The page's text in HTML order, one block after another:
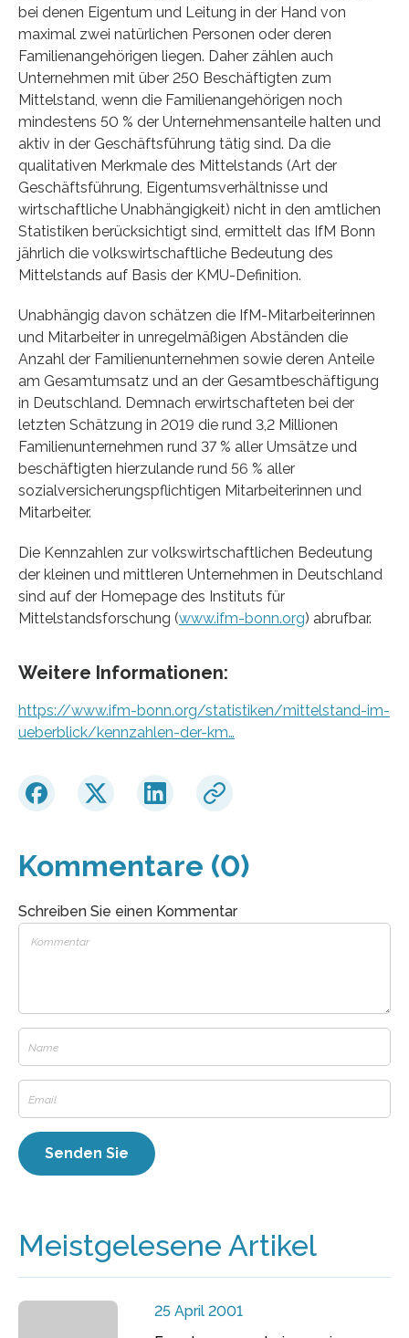
bei denen Eigentum und Leitung in der Hand von
maximal zwei natürlichen Personen oder deren
Familienangehörigen liegen. Daher zählen auch
Unternehmen mit über 250 Beschäftigten zum
Mittelstand, wenn die Familienangehörigen noch
mindestens 50 % der Unternehmensanteile halten und
aktiv in der Geschäftsführung tätig sind. Da die
qualitativen Merkmale des Mittelstands (Art der
Geschäftsführung, Eigentumsverhältnisse und
wirtschaftliche Unabhängigkeit) nicht in den amtlichen
Statistiken berücksichtigt sind, ermittelt das IfM Bonn
jährlich die volkswirtschaftliche Bedeutung des
Mittelstands auf Basis der KMU-Definition.
Unabhängig davon schätzen die IfM-Mitarbeiterinnen
und Mitarbeiter in unregelmäßigen Abständen die
Anzahl der Familienunternehmen sowie deren Anteile
am Gesamtumsatz und an der Gesamtbeschäftigung
in Deutschland. Demnach erwirtschafteten bei der
letzten Schätzung in 2019 die rund 3,2 Millionen
Familienunternehmen rund 37 % aller Umsätze und
beschäftigten hierzulande rund 56 % aller
sozialversicherungspflichtigen Mitarbeiterinnen und
Mitarbeiter.
Die Kennzahlen zur volkswirtschaftlichen Bedeutung
der kleinen und mittleren Unternehmen in Deutschland
sind auf der Homepage des Instituts für
Mittelstandsforschung (www.ifm-bonn.org) abrufbar.
Weitere Informationen:
https://www.ifm-bonn.org/statistiken/mittelstand-im-
ueberblick/kennzahlen-der-km…
Kommentare (0)
Schreiben Sie einen Kommentar
Meistgelesene Artikel
25 April 2001